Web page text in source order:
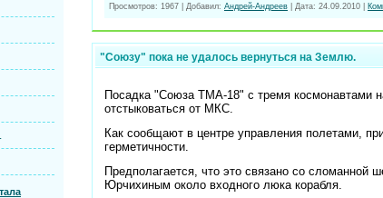
Просмотров: 1967 Добавил: Андрей-Андреев Дата: 24.09.2010
"Союзу" пока не удалось вернуться на Землю.
Посадка "Союза ТМА-18" с тремя космонавтами
отстыковаться от МКС.
Как сообщают в центре управления полетами,
герметичности.
Предполагается, что это связано со
Юрчихиным около входного люка корабля.